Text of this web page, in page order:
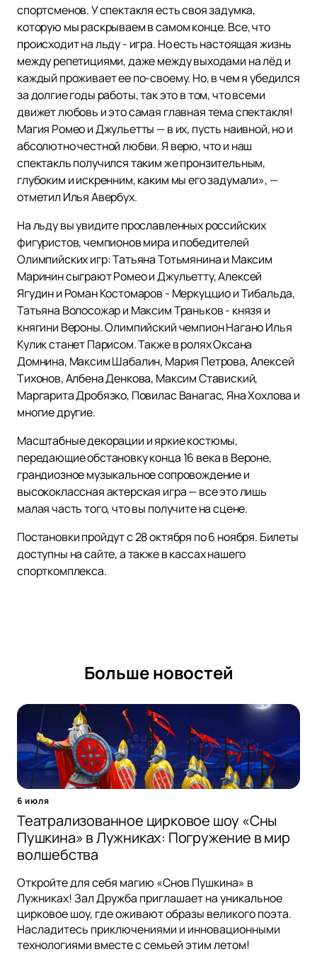
спортсменов. У спектакля есть своя задумка,
которую мы раскрываем в самом конце. Все, что
происходит на льду - игра. Но есть настоящая жизнь
между репетициями, даже между выходами на лёд и
каждый проживает ее по-своему. Но, в чем я убедился
за долгие годы работы, так это в том, что всеми
движет любовь и это самая главная тема спектакля!
Магия Ромео и Джульетты — в их, пусть наивной, но и
абсолютно честной любви. Я верю, что и наш
спектакль получился таким же пронзительным,
глубоким и искренним, каким мы его задумали», —
отметил Илья Авербух.
На льду вы увидите прославленных российских
фигуристов, чемпионов мира и победителей
Олимпийских игр: Татьяна Тотьмянина и Максим
Маринин сыграют Ромео и Джульетту, Алексей
Ягудин и Роман Костомаров - Меркуццио и Тибальда,
Татьяна Волосожар и Максим Траньков - князя и
княгини Вероны. Олимпийский чемпион Нагано Илья
Кулик станет Парисом. Также в ролях Оксана
Домнина, Максим Шабалин, Мария Петрова, Алексей
Тихонов, Албена Денкова, Максим Ставиский,
Маргарита Дробязко, Повилас Ванагас, Яна Хохлова и
многие другие.
Масштабные декорации и яркие костюмы,
передающие обстановку конца 16 века в Вероне,
грандиозное музыкальное сопровождение и
высококлассная актерская игра — все это лишь
малая часть того, что вы получите на сцене.
Постановки пройдут с 28 октября по 6 ноября. Билеты
доступны на сайте, а также в кассах нашего
спорткомплекса.
Больше новостей
6 июля
Театрализованное цирковое шоу «Сны
Пушкина» в Лужниках: Погружение в мир
волшебства
Откройте для себя магию «Снов Пушкина» в
Лужниках! Зал Дружба приглашает на уникальное
цирковое шоу, где оживают образы великого поэта.
Насладитесь приключениями и инновационными
технологиями вместе с семьей этим летом!